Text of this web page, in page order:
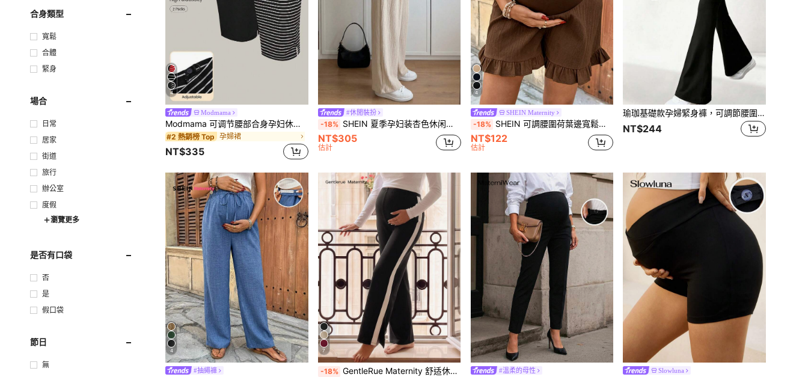
合身類型
寬鬆
合體
緊身
場合
日常
居家
街道
旅行
辦公室
度假
瀏覽更多
是否有口袋
否
是
假口袋
節日
無
4
Modmama
Modmama 可调节腰部合身孕妇休闲百搭半身裙
#2 熱銷榜 Top 孕婦裙
NT$335
#休閒裝扮
-18% SHEIN 夏季孕妇装杏色休闲针织阔腿裤，腰部支撑设计，可调节松紧腰带，舒适无束缚感。孕妇日常通勤休闲纯色可调节腰褶皱宽松阔腿裤。孕妇裤，孕妇装，孕妇两件套，夏季孕妇连体裤，孕妇连衣裙，孕妇阔腿裤，孕妇装，孕妇装，夏季孕妇写真，孕妇休闲装，孕妇写真服装，孕妇连衣裙，正式孕妇装，孕妇裤，高腰时尚孕妇装，孕妇裤，女士长裤，夏季工作裤，裹身裤，白色长裤，孕妇裤，孕妇装，阔腿裤，女士高腰孕妇装，产后服装
NT$305
估計
4
SHEIN Maternity
-18% SHEIN 可調腰圍荷葉邊寬鬆孕婦短褲
NT$122
估計
瑜珈基礎款孕婦緊身褲，可調節腰圍，黑色
NT$244
4
#抽繩褲
7
-18% GentleRue Maternity 舒适休闲撞色拼布开叉孕妇紧身裤 #溫柔的母性 Slowluna